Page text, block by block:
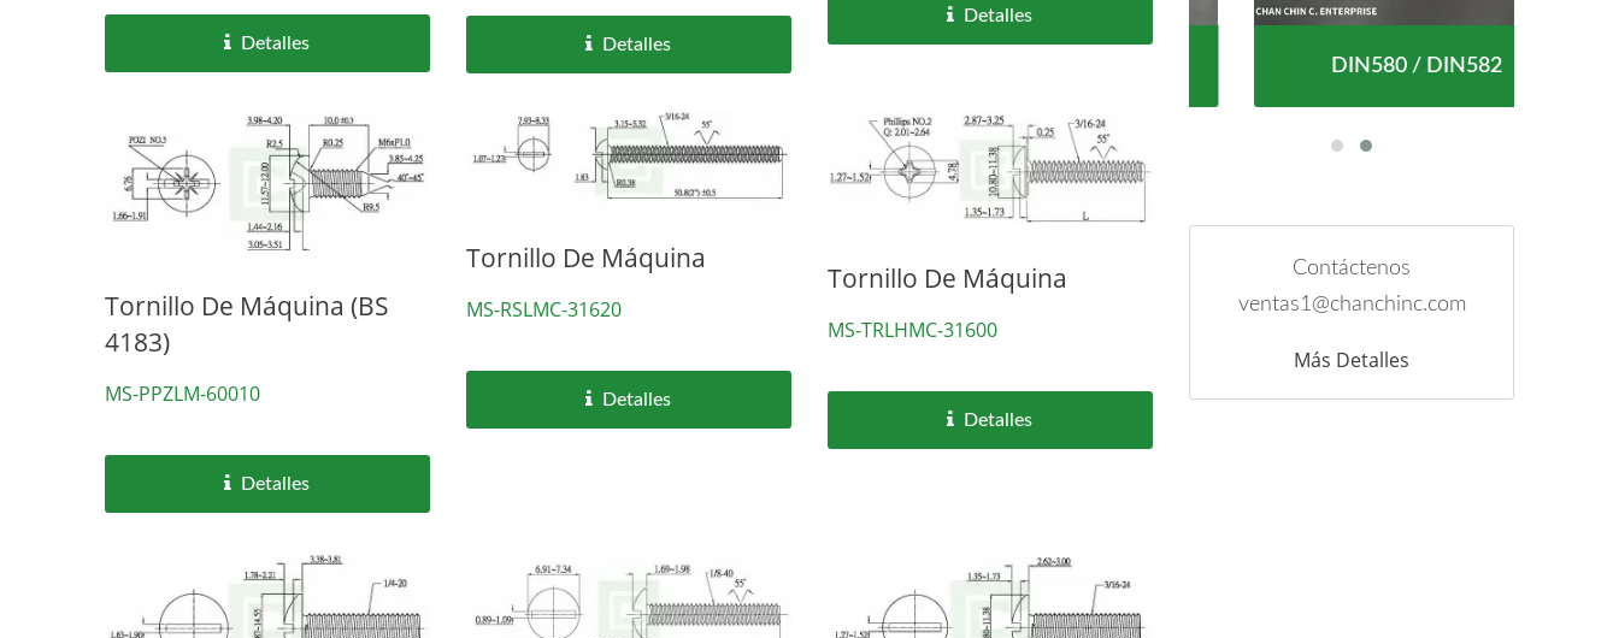
Detalles Detalles
Detalles
Tornillo De Máquina (BS
4183)
MS-PPZLM-60010
Detalles
Tornillo De Máquina
MS-RSLMC-31620
Detalles
Tornillo De Máquina
MS-TRLHMC-31600
Detalles
DIN580 / DIN582
Contáctenos
ventas1@chanchinc.com
Más Detalles